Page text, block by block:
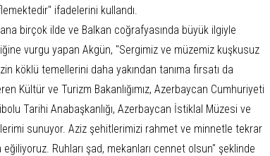
ifadelerini kullandı.
birçok ilde ve Balkan coğrafyasında büyük ilgiyle
vurgu yapan Akgün, "Sergimiz ve müzemiz kuşkusuz
köklü temellerini daha yakından tanıma fırsatı da
Kültür ve Turizm Bakanlığımız, Azerbaycan Cumhuriyeti
Tarihi Anabaşkanlığı, Azerbaycan İstiklal Müzesi ve
sunuyor. Aziz şehitlerimizi rahmet ve minnetle tekrar
eğiliyoruz. Ruhları şad, mekanları cennet olsun" şeklinde